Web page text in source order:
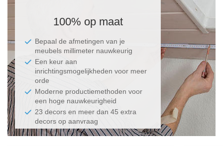
100% op maat
Bepaal de afmetingen van je
meubels millimeter nauwkeurig
Een keur aan
inrichtingsmogelijkheden voor meer
orde
Moderne productiemethoden voor
een hoge nauwkeurigheid
23 decors en meer dan 45 extra
decors op aanvraag